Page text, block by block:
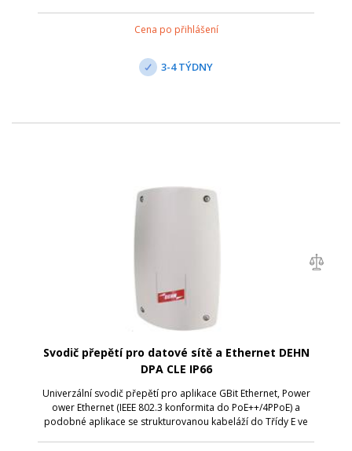
Cena po přihlášení
3-4 TÝDNY
Svodič přepětí pro datové sítě a Ethernet DEHN
DPA CLE IP66
Univerzální svodič přepětí pro aplikace GBit Ethernet, Power
ower Ethernet (IEEE 802.3 konformita do PoE++/4PPoE) a
podobné aplikace se strukturovanou kabeláží do Třídy E ve